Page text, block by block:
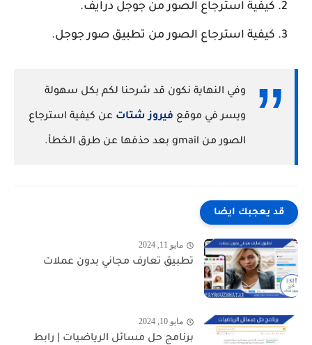
كيفية استرجاع الصور من جوجل درايف.
كيفية استرجاع الصور من تطبيق صور جوجل.
وفي النهاية نكون قد شرحنا لكم بكل سهولة
ويسر في موقع فيروز شتات عن كيفية استرجاع
الصور من gmail بعد حذفها عن طرق الخطأ.
قد يعجبك ايضا
مايو 11, 2024
تطبيق تعارف مجاني بدون عملات
مايو 10, 2024
برنامج حل مسائل الرياضيات | رابط